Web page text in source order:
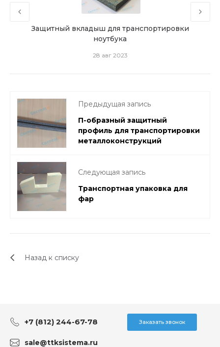
Защитный вкладыш для транспортировки
ноутбука
28 авг 2023
Предыдущая запись
П-образный защитный
профиль для транспортировки
металлоконструкций
Следующая запись
Транспортная упаковка для
фар
Назад к списку
+7 (812) 244-67-78 Заказать звонок
sale@ttksistema.ru